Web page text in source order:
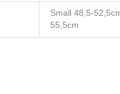
Small 48,5-
55,5cm